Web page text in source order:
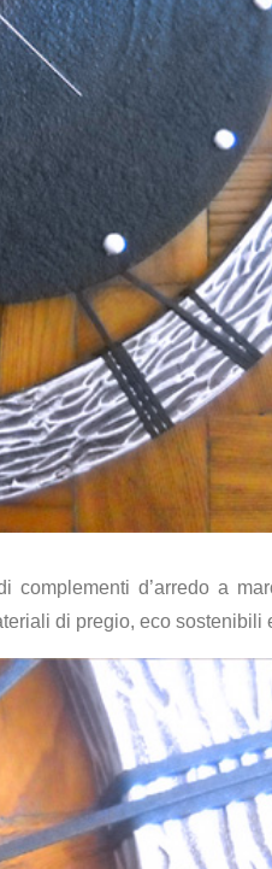
complementi d’arredo a
di pregio, eco sostenibili